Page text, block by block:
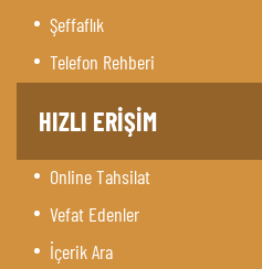
Şeffaflık
Telefon Rehberi
HIZLI ERİŞİM
Online Tahsilat
Vefat Edenler
İçerik Ara